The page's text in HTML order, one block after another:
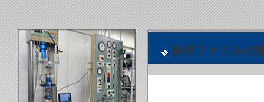
添付ファイルの